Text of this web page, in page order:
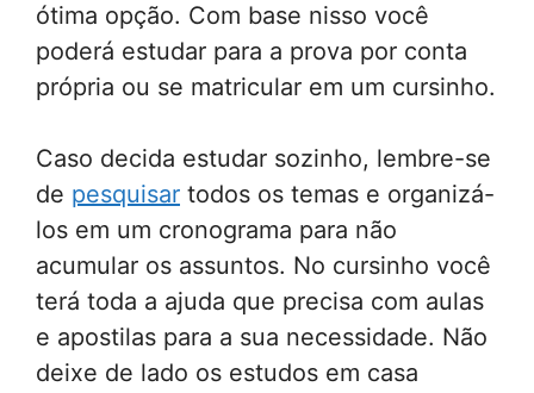
ótima opção. Com base nisso você
poderá estudar para a prova por conta
própria ou se matricular em um cursinho.
Caso decida estudar sozinho, lembre-se
de pesquisar todos os temas e organizá-
los em um cronograma para não
acumular os assuntos. No cursinho você
terá toda a ajuda que precisa com aulas
e apostilas para a sua necessidade. Não
deixe de lado os estudos em casa